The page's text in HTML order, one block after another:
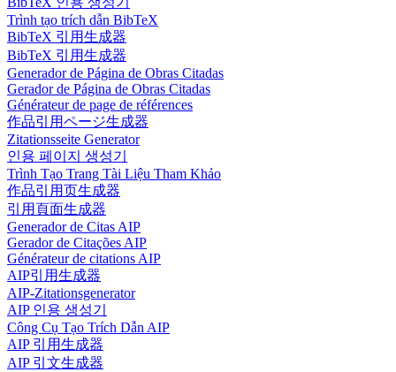
Trình tạo trích dẫn BibTeX
BibTeX 引用生成器
BibTeX 引用生成器
Generador de Página de Obras Citadas
Gerador de Página de Obras Citadas
Générateur de page de références
作品引用ページ生成器
Zitationsseite Generator
인용 페이지 생성기
Trình Tạo Trang Tài Liệu Tham Khảo
作品引用页生成器
引用頁面生成器
Generador de Citas AIP
Gerador de Citações AIP
Générateur de citations AIP
AIP引用生成器
AIP-Zitationsgenerator
AIP 인용 생성기
Công Cụ Tạo Trích Dẫn AIP
AIP 引用生成器
AIP 引文生成器